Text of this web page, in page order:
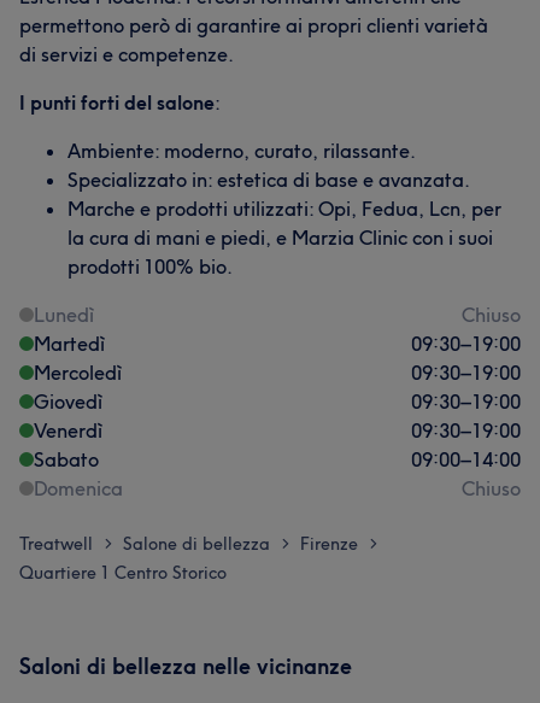
permettono però di garantire ai propri clienti varietà
di servizi e competenze.
I punti forti del salone:
Ambiente: moderno, curato, rilassante.
Specializzato in: estetica di base e avanzata.
Marche e prodotti utilizzati: Opi, Fedua, Lcn, per
la cura di mani e piedi, e Marzia Clinic con i suoi
prodotti 100% bio.
Lunedì
Chiuso
Martedì
09:30–19:00
Mercoledì
09:30–19:00
Giovedì
09:30–19:00
Venerdì
09:30–19:00
Sabato
09:00–14:00
Domenica
Chiuso
Treatwell > Salone di bellezza > Firenze >
Quartiere 1 Centro Storico
Saloni di bellezza nelle vicinanze